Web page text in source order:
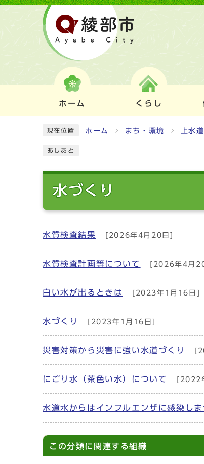
ホーム くらし
現在位置 ホーム まち・環境 上水道
あしあと
水づくり
水質検査結果 [2026年4月20日]
水質検査計画等について [2026年4月
白い水が出るときは [2023年1月16日]
水づくり [2023年1月16日]
災害対策から災害に強い水道づくり
にごり水（茶色い水）について [2022
水道水からはインフルエンザに感染しま
この分類に関連する組織